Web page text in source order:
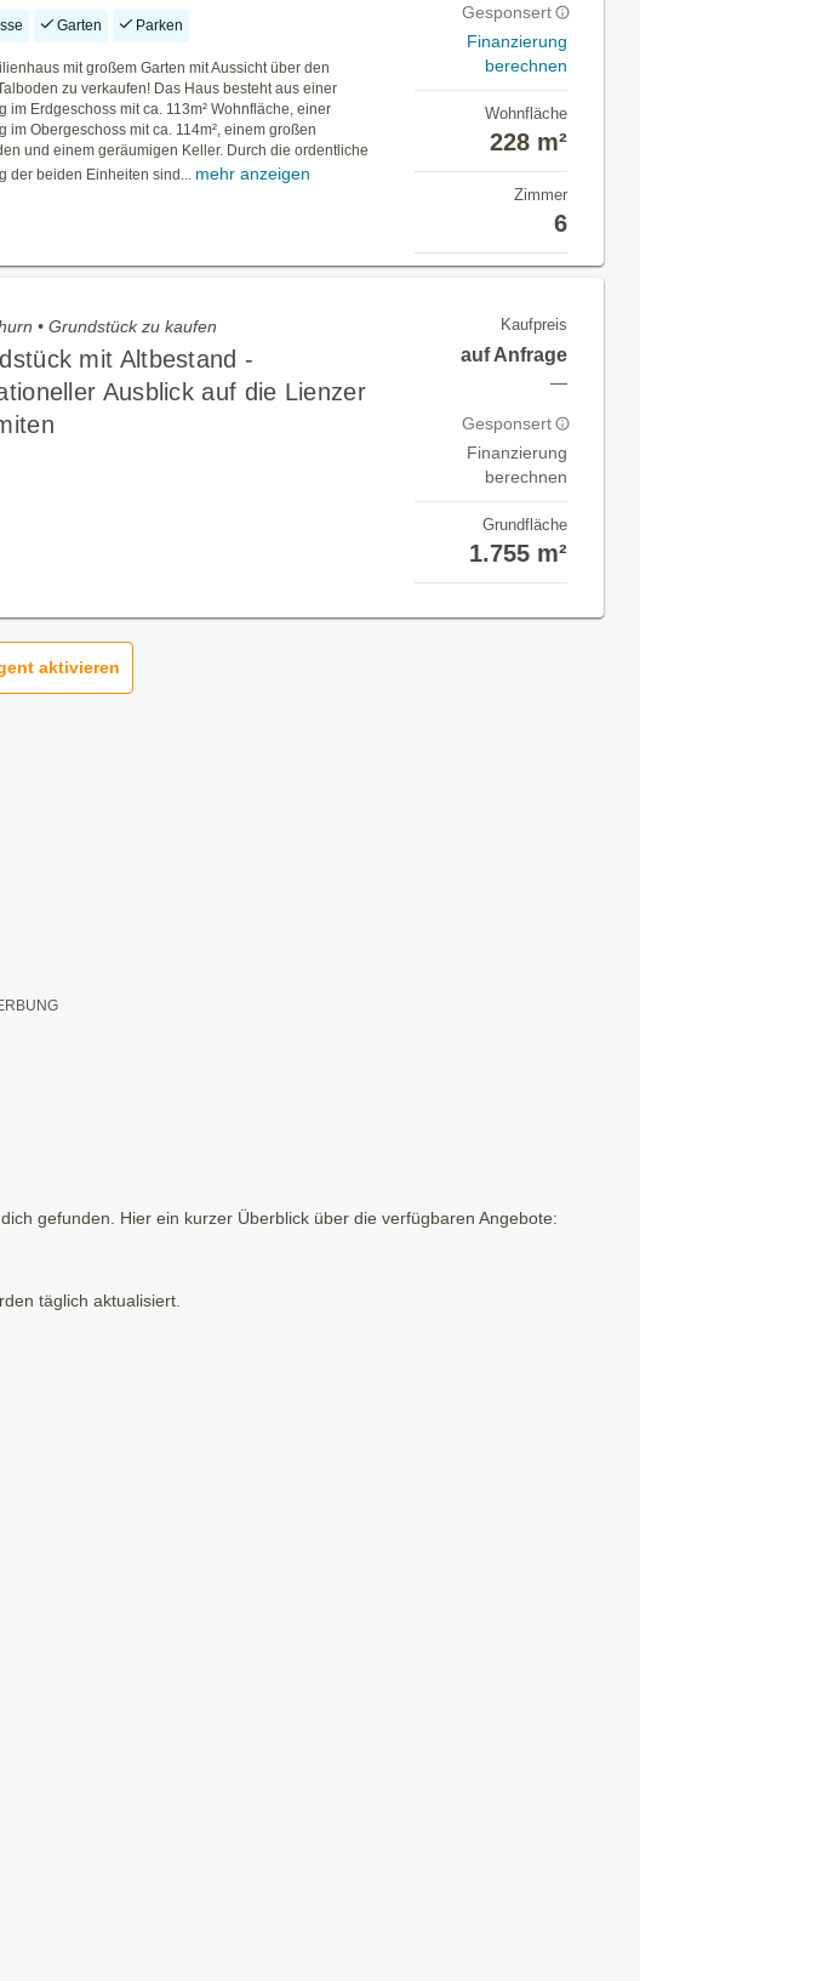
Garten Parken
mit großem Garten mit Aussicht über den
zu verkaufen! Das Haus besteht aus einer
im Erdgeschoss mit ca. 113m² Wohnfläche, einer
im Obergeschoss mit ca. 114m², einem großen
und einem geräumigen Keller. Durch die ordentliche
der beiden Einheiten sind...
mehr anzeigen
Gesponsert
Finanzierung
berechnen
Wohnfläche
228 m²
Zimmer
6
• Grundstück zu kaufen
mit Altbestand -
Ausblick auf die Lienzer
Kaufpreis
auf Anfrage
—
Gesponsert
Finanzierung
berechnen
Grundfläche
1.755 m²
aktivieren
gefunden. Hier ein kurzer Überblick über die verfügbaren Angebote:
täglich aktualisiert.